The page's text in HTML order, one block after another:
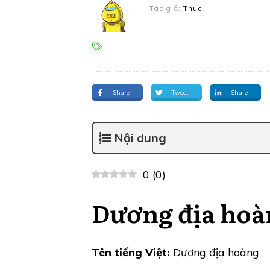
Tác giả: Thuc
Share Tweet Share
Nội dung
0 (0)
Dương địa
Tên tiếng Việt: Dương địa hoàng